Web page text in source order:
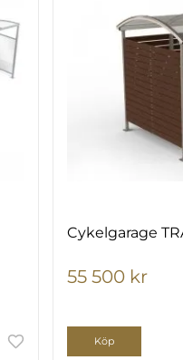
Cykelgarage
55 500 kr
Köp